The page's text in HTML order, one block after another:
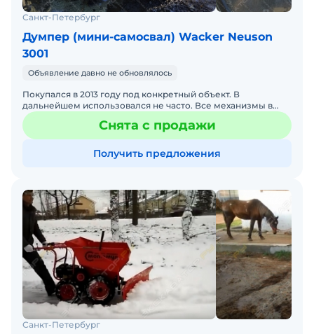
Санкт-Петербург
Думпер (мини-самосвал) Wacker Neuson
3001
Объявление давно не обновлялось
Покупался в 2013 году под конкретный объект. В
дальнейшем использовался не часто. Все механизмы в
рабочем состоянии. Свет, дворники, печка все работает.
Есть не
Снята с продажи
Получить предложения
Санкт-Петербург